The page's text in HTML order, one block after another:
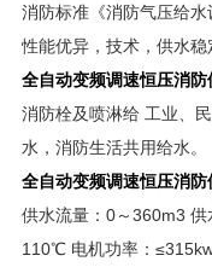
消防标准《消防气压给水
性能优异，技术，供水稳
全自动变频调速恒压消防
消防栓及喷淋给 工业、
水，消防生活共用给水。
全自动变频调速恒压消防
供水流量：0～360m3
110℃ 电机功率：